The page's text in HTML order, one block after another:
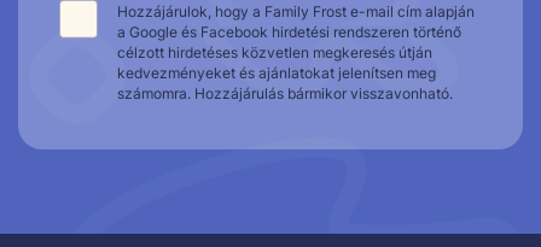
Hozzájárulok, hogy a Family Frost e-mail cím alapján
a Google és Facebook hirdetési rendszeren történő
célzott hirdetéses közvetlen megkeresés útján
kedvezményeket és ajánlatokat jelenítsen meg
számomra. Hozzájárulás bármikor visszavonható.